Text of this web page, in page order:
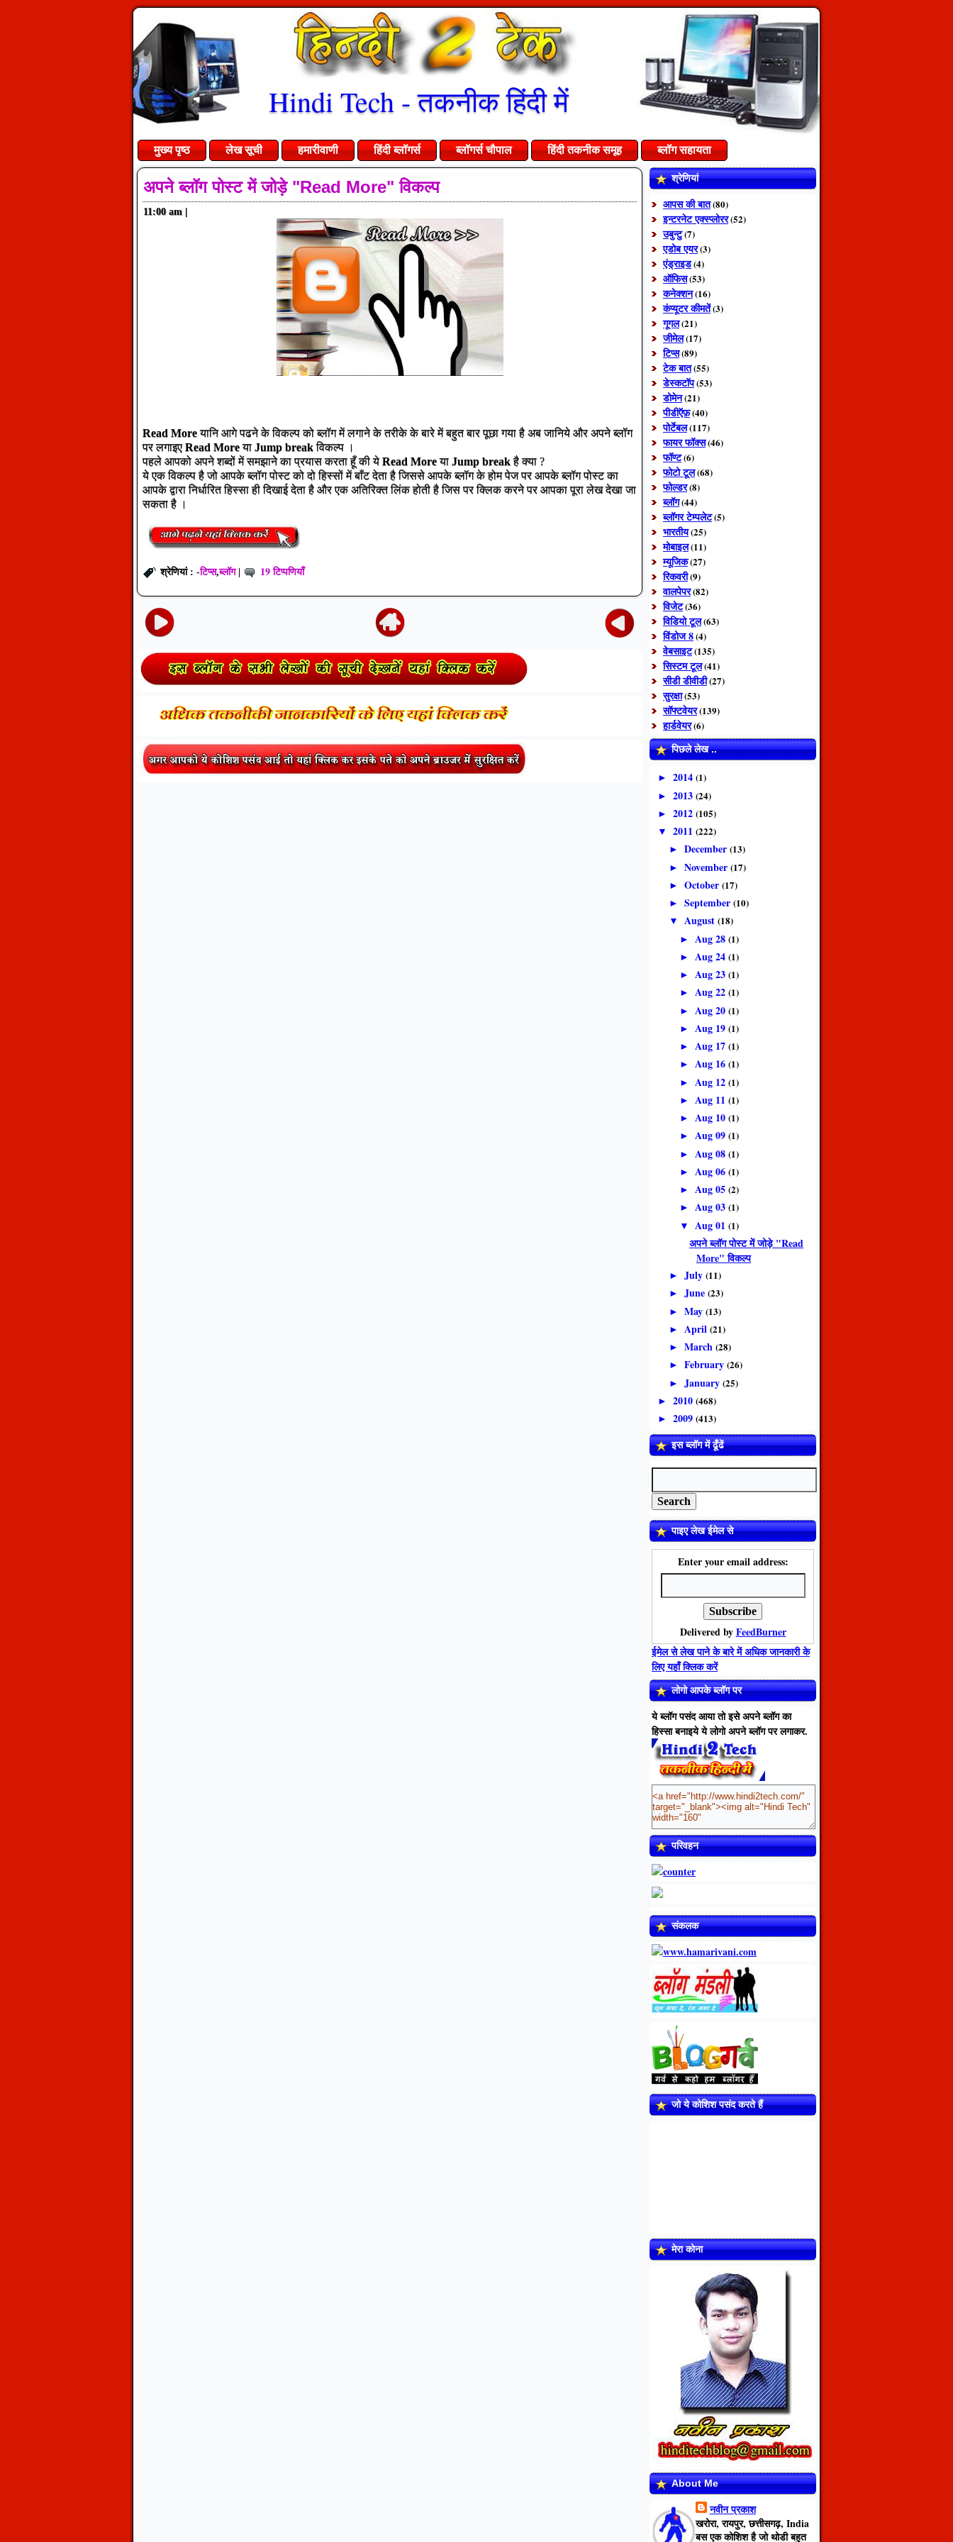
Hindi Tech - तकनीक हिंदी में
मुख्य पृष्ठ लेख सूची हमारीवाणी हिंदी ब्लॉगर्स ब्लॉगर्स चौपाल हिंदी तकनीक समूह ब्लॉग सहायता
अपने ब्लॉग पोस्ट में जोड़े "Read More" विकल्प
11:00 am |
Read Moreयानि आगे पढने के विकल्प को ब्लॉग में लगाने के तरीके के बारे में बहुत बार पूछा गया है अब जानिये और अपने ब्लॉग
पर लगाइए Read Moreया Jump breakविकल्प ।
पहले आपको अपने शब्दों में समझाने का प्रयास करता हूँ की ये Read Moreया Jump breakहै क्या ?
ये एक विकल्प है जो आपके ब्लॉग पोस्ट को दो हिस्सों में बाँट देता है जिससे आपके ब्लॉग के होम पेज पर आपके ब्लॉग पोस्ट का
आपके द्वारा निर्धारित हिस्सा ही दिखाई देता है और एक अतिरिक्त लिंक होती है जिस पर क्लिक करने पर आपका पूरा लेख देखा जा
सकता है ।
श्रेणियां : -टिप्स,ब्लॉग| 19 टिप्पणियाँ
श्रेणियां
आपस की बात(80)
इन्टरनेट एक्स्प्लोरर(52)
उबुन्टु(7)
एडोब एयर(3)
एंड्राइड(4)
ऑफिस(53)
कनेक्शन(16)
कंप्यूटर कीमतें(3)
गूगल(21)
जीमेल(17)
टिप्स(89)
टेक बात(55)
डेस्कटॉप(53)
डोमेन(21)
पीडीऍफ़(40)
पोर्टेबल(117)
फायर फॉक्स(46)
फॉण्ट(6)
फोटो टूल(68)
फोल्डर(8)
ब्लॉग(44)
ब्लॉगर टेम्पलेट(5)
भारतीय(25)
मोबाइल(11)
म्यूजिक(27)
रिकवरी(9)
वालपेपर(82)
विजेट(36)
विडियो टूल(63)
विंडोज 8(4)
वेबसाइट(135)
सिस्टम टूल(41)
सीडी डीवीडी(27)
सुरक्षा(53)
सॉफ्टवेयर(139)
हार्डवेयर(6)
पिछले लेख ..
► 2014 (1)
► 2013 (24)
► 2012 (105)
▼ 2011 (222)
► December (13)
► November (17)
► October (17)
► September (10)
▼ August (18)
► Aug 28(1)
► Aug 24(1)
► Aug 23(1)
►Aug 22(1)
► Aug 20(1)
► Aug 19(1)
► Aug 17(1)
►Aug 16(1)
► Aug 12(1)
► Aug 11(1)
► Aug 10(1)
►Aug 09(1)
► Aug 08(1)
► Aug 06(1)
► Aug 05(2)
►Aug 03(1)
▼ Aug 01(1)
अपने ब्लॉग पोस्ट में जोड़े "Read
More" विकल्प
► July (11)
► June (23)
► May (13)
► April (21)
► March (28)
► February (26)
► January (25)
► 2010 (468)
► 2009 (413)
इस ब्लॉग में ढूँढें
पाइए लेख ईमेल से
Enter your email address:
Delivered byFeedBurner
ईमेल से लेख पाने के बारे में अधिक जानकारी के
लिए यहाँ क्लिक करें
लोगो आपके ब्लॉग पर
ये ब्लॉग पसंद आया तो इसे अपने ब्लॉग का
हिस्सा बनाइये ये लोगो अपने ब्लॉग पर लगाकर.
परिवहन
संकलक
जो ये कोशिश पसंद करते हैं
मेरा कोना
About Me
नवीन प्रकाश
खरोरा, रायपुर, छत्तीसगढ़, India
बस एक कोशिश है जो थोडी बहुत